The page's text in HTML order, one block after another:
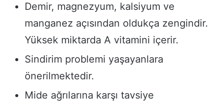
Demir, magnezyum, kalsiyum ve
manganez açısından oldukça zengindir.
Yüksek miktarda A vitamini içerir.
Sindirim problemi yaşayanlara
önerilmektedir.
Mide ağrılarına karşı tavsiye